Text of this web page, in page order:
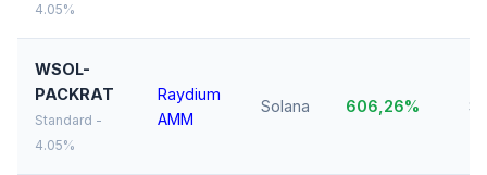
4.05%
WSOL-
PACKRAT
Standard -
4.05%
Raydium
AMM
Solana 606,26%